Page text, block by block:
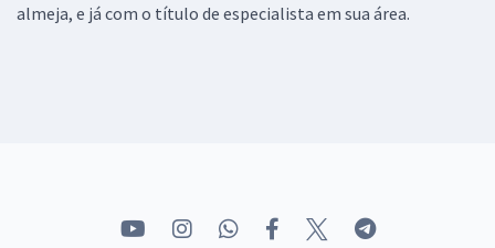
almeja, e já com o título de especialista em sua área.